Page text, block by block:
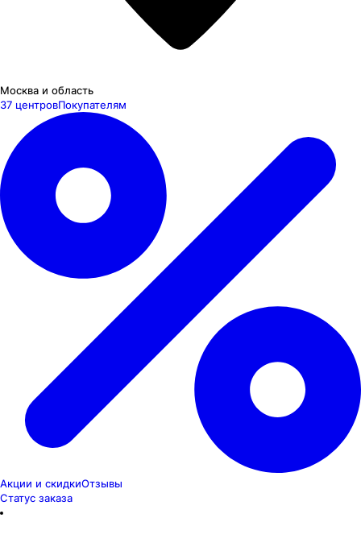
Москва и область
37 центровПокупателям
Акции и скидкиОтзывы
Статус заказа